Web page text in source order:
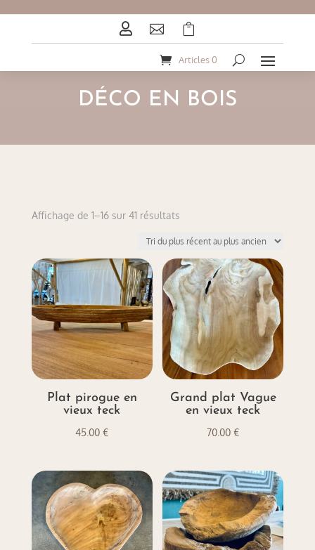
  
Articles 0
DÉCO EN BOIS
Affichage de 1–16 sur 41 résultatsTrié
plus
récent
au
plus
ancien
Plat pirogue en
vieux teck
45.00€
Grand plat Vague
en vieux teck
70.00€